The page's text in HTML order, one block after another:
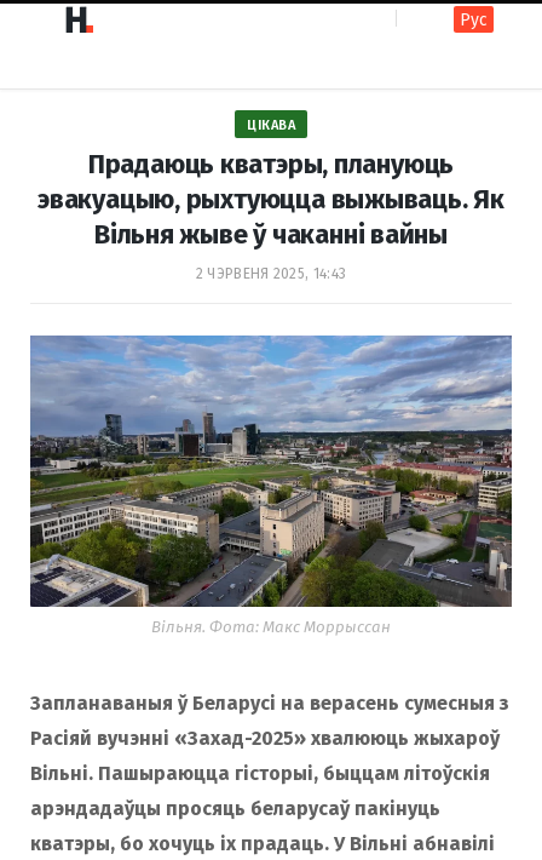
c
b
o
o
s
a
g
r
m
Рус
ЦІКАВА
Прадаюць кватэры, плануюць
эвакуацыю, рыхтуюцца выжываць. Як
Вільня жыве ў чаканні вайны
2 ЧЭРВЕНЯ 2025, 14:43
Вільня. Фота: Макс Моррыссан
Запланаваныя ў Беларусі на верасень сумесныя з
Расіяй вучэнні «Захад-2025» хвалююць жыхароў
Вільні. Пашыраюцца гісторыі, быццам літоўскія
арэндадаўцы просяць беларусаў пакінуць
кватэры, бо хочуць іх прадаць. У Вільні абнавілі